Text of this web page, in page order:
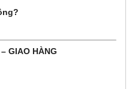
GIAO HÀNG